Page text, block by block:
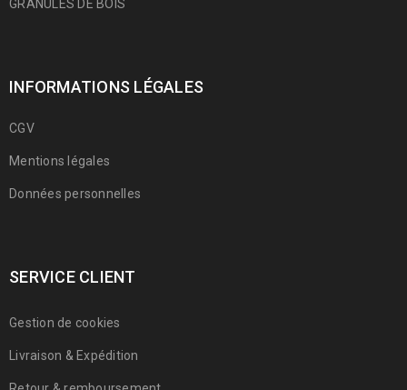
GRANULÉS DE BOIS
INFORMATIONS LÉGALES
CGV
Mentions légales
Données personnelles
SERVICE CLIENT
Gestion de cookies
Livraison & Expédition